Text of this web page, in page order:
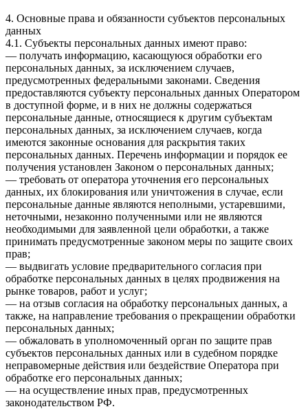
4. Основные права и обязанности субъектов персональных
данных
4.1. Субъекты персональных данных имеют право:
— получать информацию, касающуюся обработки его
персональных данных, за исключением случаев,
предусмотренных федеральными законами. Сведения
предоставляются субъекту персональных данных Оператором
в доступной форме, и в них не должны содержаться
персональные данные, относящиеся к другим субъектам
персональных данных, за исключением случаев, когда
имеются законные основания для раскрытия таких
персональных данных. Перечень информации и порядок ее
получения установлен Законом о персональных данных;
— требовать от оператора уточнения его персональных
данных, их блокирования или уничтожения в случае, если
персональные данные являются неполными, устаревшими,
неточными, незаконно полученными или не являются
необходимыми для заявленной цели обработки, а также
принимать предусмотренные законом меры по защите своих
прав;
— выдвигать условие предварительного согласия при
обработке персональных данных в целях продвижения на
рынке товаров, работ и услуг;
— на отзыв согласия на обработку персональных данных, а
также, на направление требования о прекращении обработки
персональных данных;
— обжаловать в уполномоченный орган по защите прав
субъектов персональных данных или в судебном порядке
неправомерные действия или бездействие Оператора при
обработке его персональных данных;
— на осуществление иных прав, предусмотренных
законодательством РФ.